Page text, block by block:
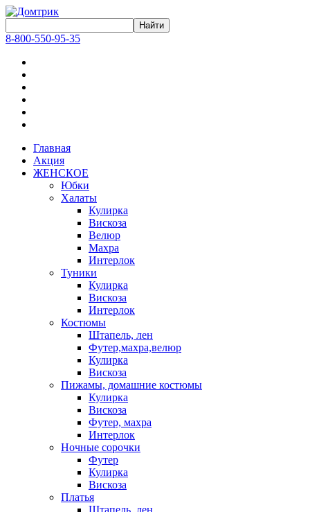
8-800-550-95-35
Главная
Акция
ЖЕНСКОЕ
Юбки
Халаты
Кулирка
Вискоза
Велюр
Махра
Интерлок
Туники
Кулирка
Вискоза
Интерлок
Костюмы
Штапель, лен
Футер,махра,велюр
Кулирка
Вискоза
Пижамы, домашние костюмы
Кулирка
Вискоза
Футер, махра
Интерлок
Ночные сорочки
Футер
Кулирка
Вискоза
Платья
Штапель, лен